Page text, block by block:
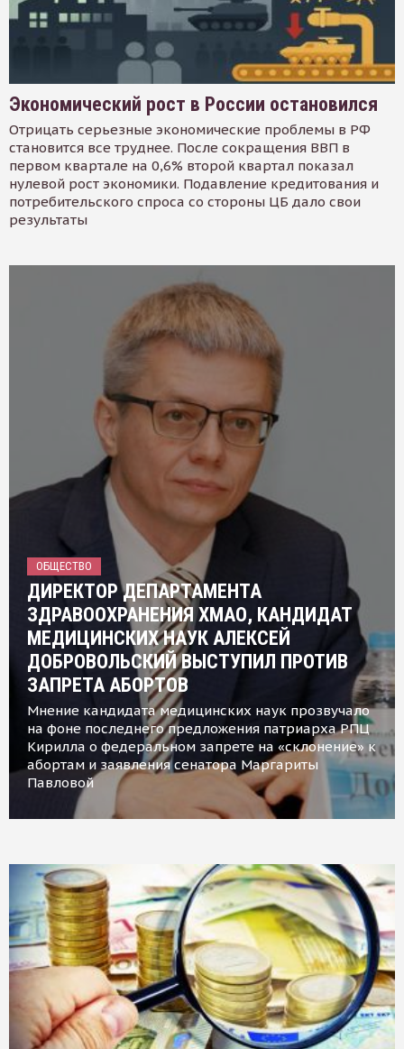
Экономический рост в России остановился
Отрицать серьезные экономические проблемы в РФ
становится все труднее. После сокращения ВВП в
первом квартале на 0,6% второй квартал показал
нулевой рост экономики. Подавление кредитования и
потребительского спроса со стороны ЦБ дало свои
результаты
ОБЩЕСТВО
ДИРЕКТОР ДЕПАРТАМЕНТА
ЗДРАВООХРАНЕНИЯ ХМАО, КАНДИДАТ
МЕДИЦИНСКИХ НАУК АЛЕКСЕЙ
ДОБРОВОЛЬСКИЙ ВЫСТУПИЛ ПРОТИВ
ЗАПРЕТА АБОРТОВ
Мнение кандидата медицинских наук прозвучало
на фоне последнего предложения патриарха РПЦ
Кирилла о федеральном запрете на «склонение» к
абортам и заявления сенатора Маргариты
Павловой